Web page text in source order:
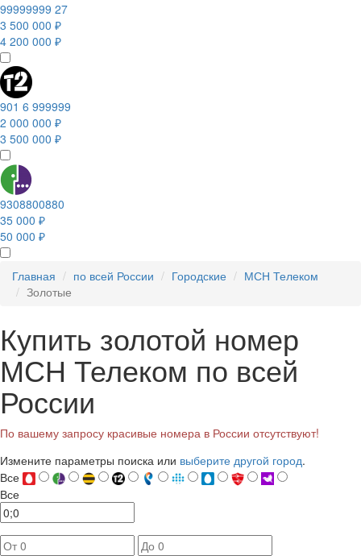
99999999 27
3 500 000 ₽
4 200 000 ₽
901 6 999999
2 000 000 ₽
3 500 000 ₽
9308800880
35 000 ₽
50 000 ₽
Главная по всей России Городские
МСН Телеком
Золотые
Купить золотой номер
МСН Телеком по всей
России
По вашему запросу красивые номера в России отсутствуют!
Измените параметры поиска или выберите другой город.
Все
Все